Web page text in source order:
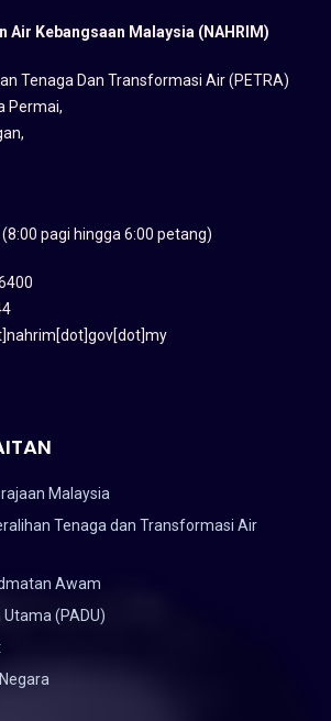
Air Kebangsaan Malaysia (NAHRIM)
Tenaga Dan Transformasi Air (PETRA)
Permai,
pagi hingga 6:00 petang)
Malaysia
Tenaga dan Transformasi Air
Awam
(PADU)